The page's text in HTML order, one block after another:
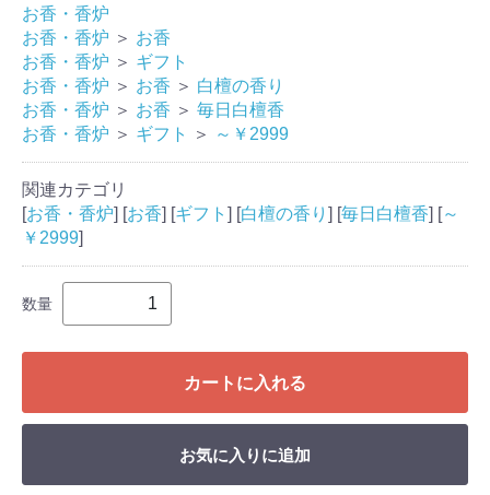
お香・香炉
お香・香炉 ＞ お香
お香・香炉 ＞ ギフト
お香・香炉 ＞ お香 ＞ 白檀の香り
お香・香炉 ＞ お香 ＞ 毎日白檀香
お香・香炉 ＞ ギフト ＞ ～￥2999
関連カテゴリ
[お香・香炉] [お香] [ギフト ] [白檀の香り ] [毎日白檀香] [～
￥2999]
数量
カートに入れる
お気に入りに追加